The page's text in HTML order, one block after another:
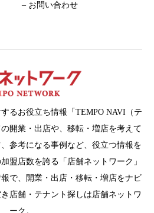
– お問い合わせ
るお役立ち情報「TEMPO NAVI（テ
開業・出店や、移転・増店を考えて
参考になる事例など、役立つ情報を
盟店数を誇る「店舗ネットワーク」
で、開業・出店・移転・増店をナビ
店舗・テナント探しは店舗ネットワ
ーク。